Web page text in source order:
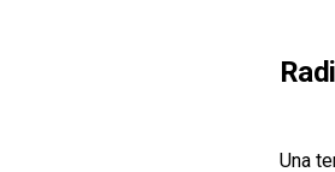
Una